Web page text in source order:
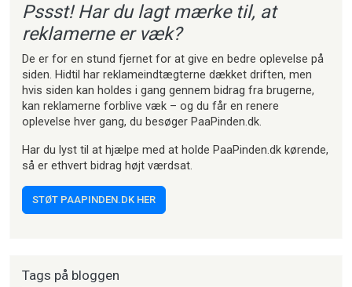
Pssst! Har du lagt mærke til, at
reklamerne er væk?
De er for en stund fjernet for at give en bedre oplevelse på
siden. Hidtil har reklameindtægterne dækket driften, men
hvis siden kan holdes i gang gennem bidrag fra brugerne,
kan reklamerne forblive væk – og du får en renere
oplevelse hver gang, du besøger PaaPinden.dk.
Har du lyst til at hjælpe med at holde PaaPinden.dk kørende,
så er ethvert bidrag højt værdsat.
STØT PAAPINDEN.DK HER
Tags på bloggen